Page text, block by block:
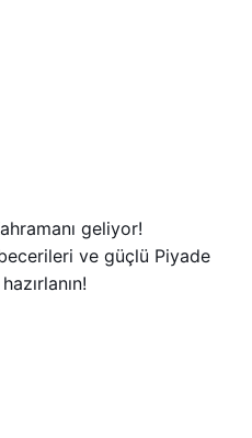
geliyor!
ve güçlü Piyade